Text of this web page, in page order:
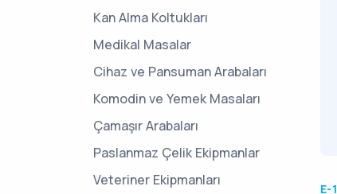
E-
Kan Alma Koltukları
Medikal Masalar
Cihaz ve Pansuman Arabaları
Komodin ve Yemek Masaları
Çamaşır Arabaları
Paslanmaz Çelik Ekipmanlar
Veteriner Ekipmanları